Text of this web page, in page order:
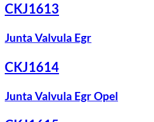
CKJ1613
Junta Valvula Egr
CKJ1614
Junta Valvula Egr Opel